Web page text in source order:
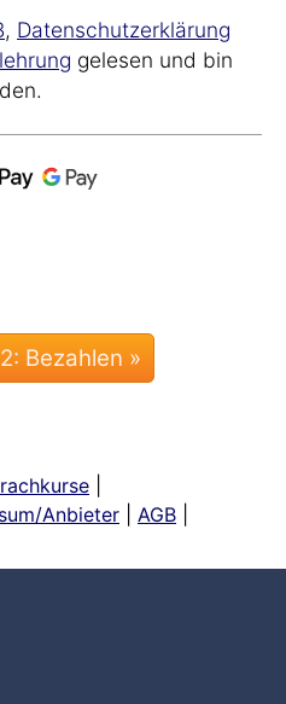
, Datenschutz­erklärung
gelesen und bin
Anbieter AGB